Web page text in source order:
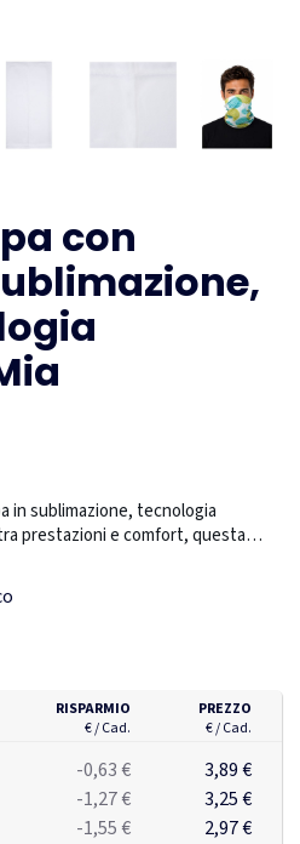
con
in sublimazione, tecnologia
prestazioni e comfort, questa
avanzata Coolmax® per
freschi e all'asciutto durante gli
all'aperto. Il design con stampa a
personalizzazione, mentre la
come scaldacollo, fascia,
lo sport o l'abbigliamento
RISPARMIO
€ / Cad.
PREZZO
€ / Cad.
-0,63 €
3,89 €
-1,27 €
3,25 €
-1,55 € 2,97 €